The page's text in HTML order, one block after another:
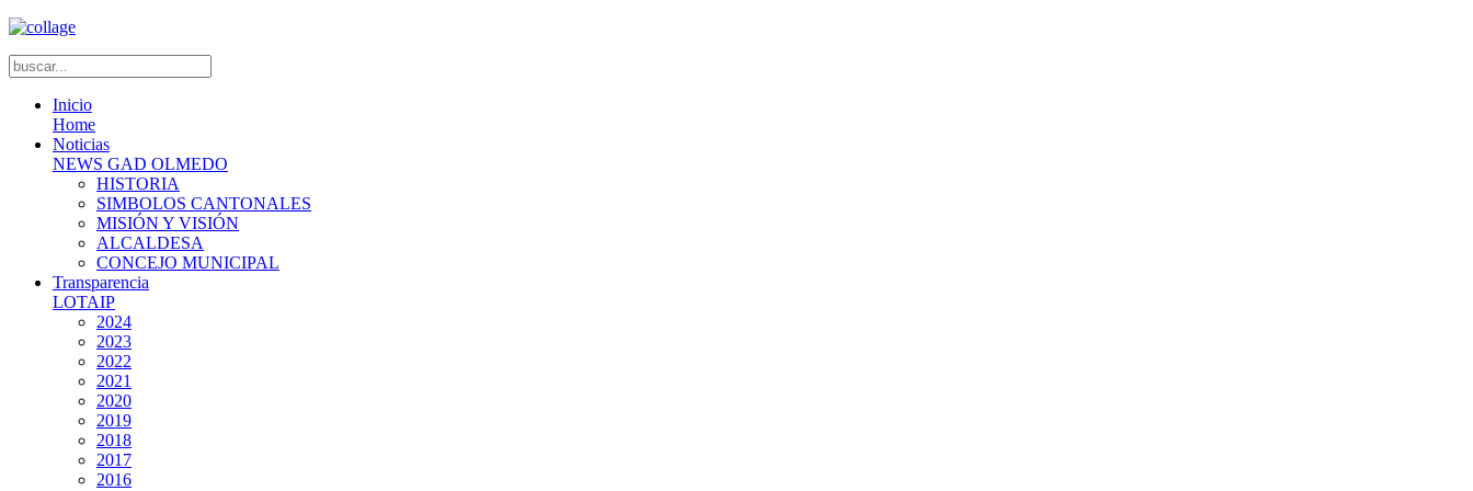
Inicio
Home
Noticias
NEWS GAD OLMEDO
HISTORIA
SIMBOLOS CANTONALES
MISIÓN Y VISIÓN
ALCALDESA
CONCEJO MUNICIPAL
Transparencia
LOTAIP
2024
2023
2022
2021
2020
2019
2018
2017
2016